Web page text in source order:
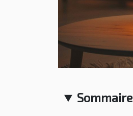
Sommaire